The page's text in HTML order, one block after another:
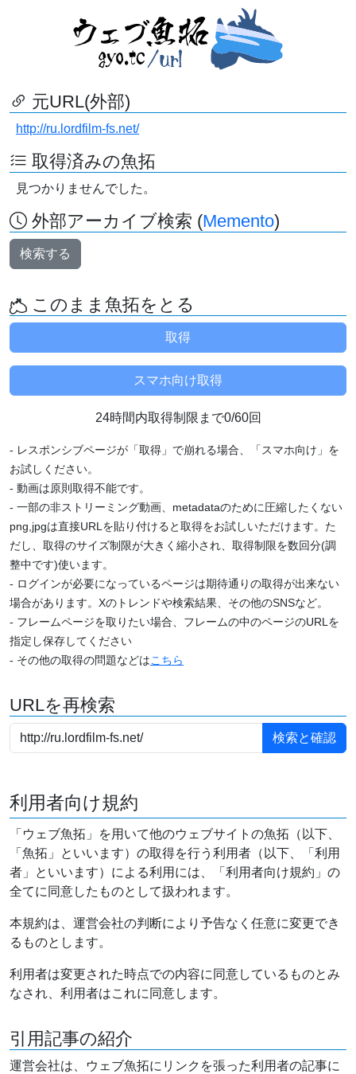
元URL(外部)
http://ru.lordfilm-fs.net/
取得済みの魚拓
見つかりませんでした。
外部アーカイブ検索 (Memento)
検索する
このまま魚拓をとる
24時間内取得制限まで0/60回
- レスポンシブページが「取得」で崩れる場合、「スマホ向け」を
お試しください。
- 動画は原則取得不能です。
- 一部の非ストリーミング動画、metadataのために圧縮したくない
png,jpgは直接URLを貼り付けると取得をお試しいただけます。た
だし、取得のサイズ制限が大きく縮小され、取得制限を数回分(調
整中です)使います。
- ログインが必要になっているページは期待通りの取得が出来ない
場合があります。Xのトレンドや検索結果、その他のSNSなど。
- フレームページを取りたい場合、フレームの中のページのURLを
指定し保存してください
- その他の取得の問題などはこちら
URLを再検索
利用者向け規約
「ウェブ魚拓」を用いて他のウェブサイトの魚拓（以下、
「魚拓」といいます）の取得を行う利用者（以下、「利用
者」といいます）による利用には、「利用者向け規約」の
全てに同意したものとして扱われます。
本規約は、運営会社の判断により予告なく任意に変更でき
るものとします。
利用者は変更された時点での内容に同意しているものとみ
なされ、利用者はこれに同意します。
引用記事の紹介
運営会社は、ウェブ魚拓にリンクを張った利用者の記事に